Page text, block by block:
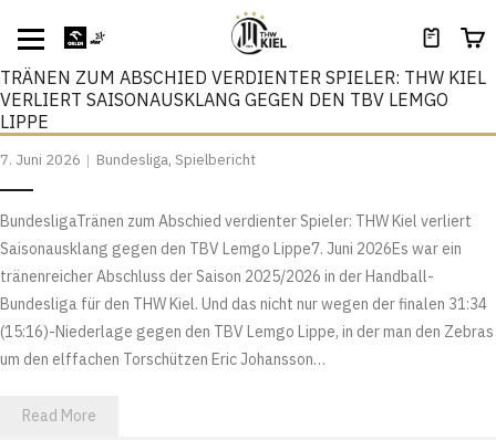
TRÄNEN ZUM ABSCHIED VERDIENTER SPIELER: THW KIEL
VERLIERT SAISONAUSKLANG GEGEN DEN TBV LEMGO
LIPPE
7. Juni 2026 Bundesliga, Spielbericht
BundesligaTränen zum Abschied verdienter Spieler: THW Kiel verliert
Saisonausklang gegen den TBV Lemgo Lippe7. Juni 2026Es war ein
tränenreicher Abschluss der Saison 2025/2026 in der Handball-
Bundesliga für den THW Kiel. Und das nicht nur wegen der finalen 31:34
(15:16)-Niederlage gegen den TBV Lemgo Lippe, in der man den Zebras
um den elffachen Torschützen Eric Johansson…
Read More